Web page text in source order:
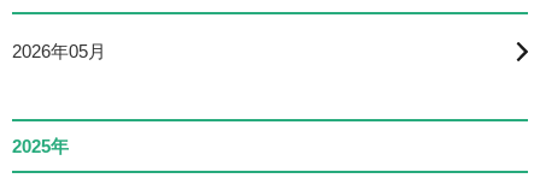
2026年05月
2025年